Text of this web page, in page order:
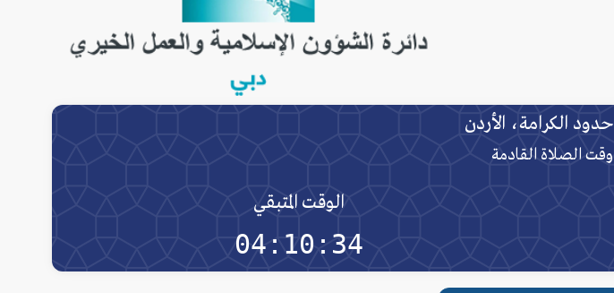
حدود الكرامة، الأردن
وقت الصلاة القادمة
الوقت المتبقي
04:10:34